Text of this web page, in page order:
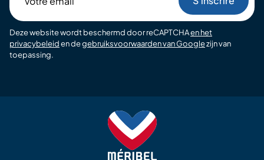
email
Deze website wordt beschermd door reCAPTCHAen het
privacybeleiden degebruiksvoorwaarden van Googlezijn van
toepassing.